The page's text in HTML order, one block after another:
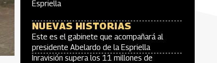
Espriella
NUEVAS HISTORIAS
Este es el gabinete que acompañará al
presidente Abelardo de la Espriella
Inravisión supera los 11 millones de